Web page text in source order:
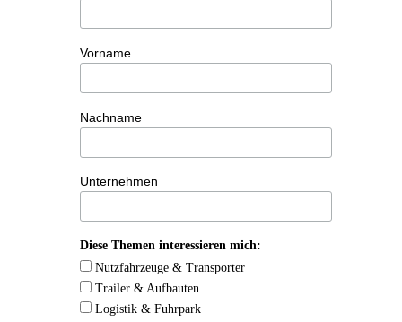
Vorname
Nachname
Unternehmen
Diese Themen interessieren mich:
Nutzfahrzeuge & Transporter
Trailer & Aufbauten
Logistik & Fuhrpark